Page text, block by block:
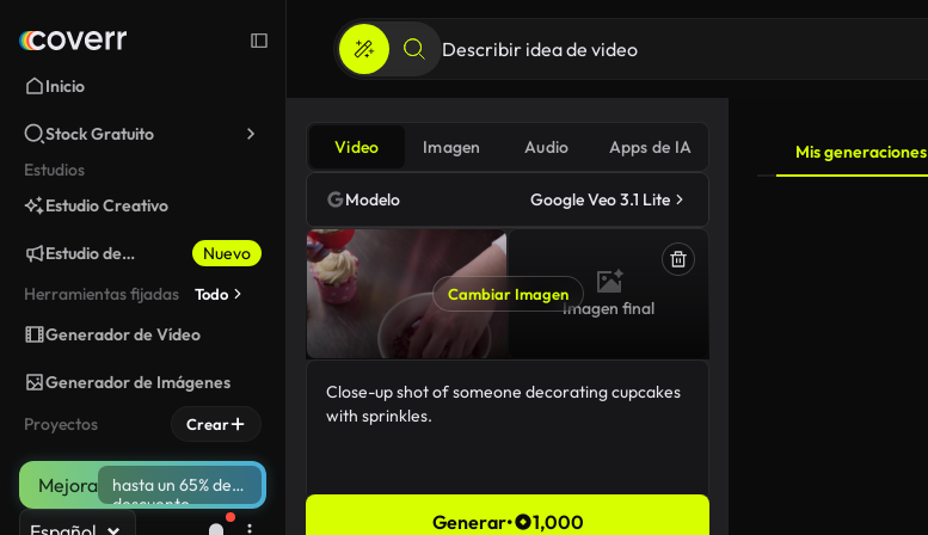
Inicio
Stock Gratuito
Estudios
Estudio Creativo
Estudio de
Nuevo
Herramientas fijadas
Todo
Generador de Vídeo
Generador de Imágenes
Proyectos
Crear
Mejora
hasta un 65% de
descuento
Video Imagen Audio Apps de IA
Modelo Google Veo 3.1 Lite
Cambiar Imagen
Imagen final
Generar• 1,000
Mis generaciones